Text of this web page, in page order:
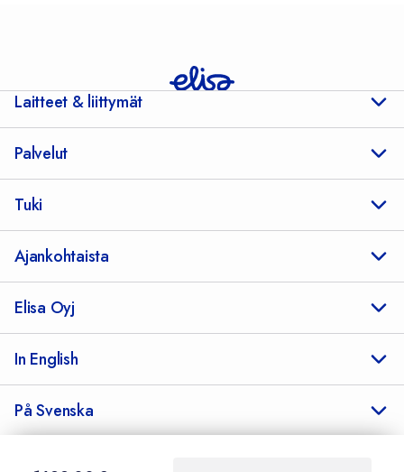
Laitteet & liittymät
Palvelut
Tuki
Ajankohtaista
Elisa Oyj
In English
På Svenska